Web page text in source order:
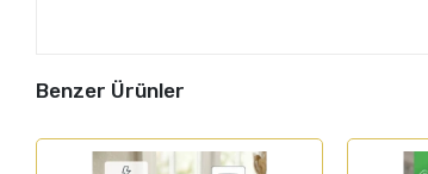
Benzer Ürünler